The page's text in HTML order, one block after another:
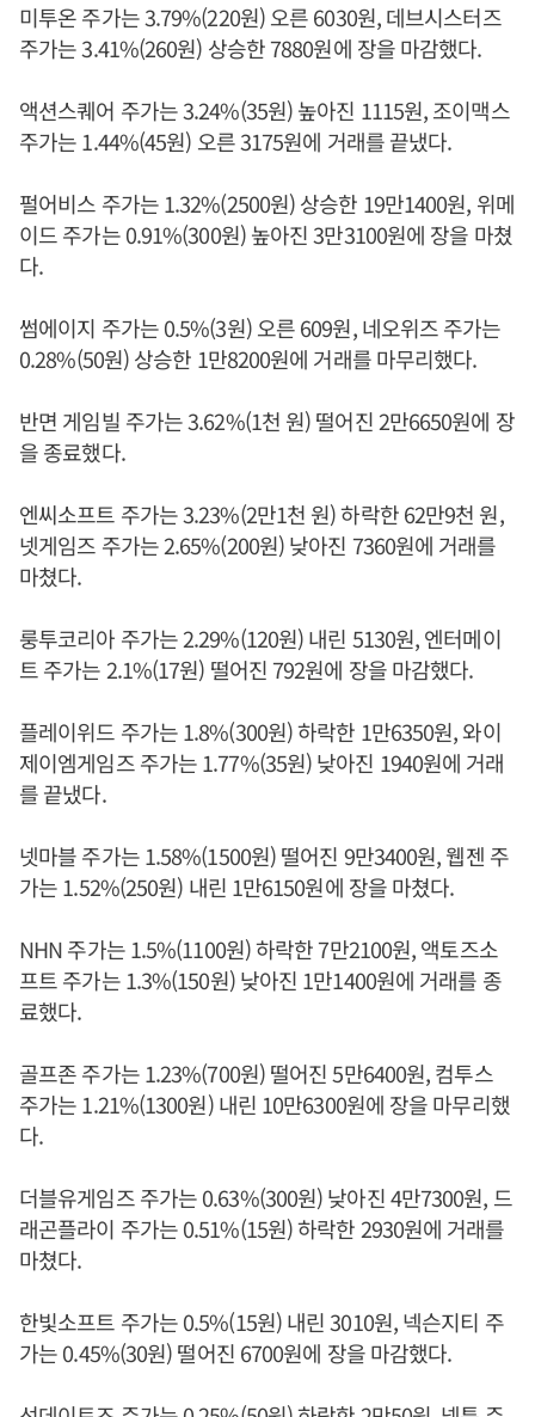
미투온 주가는 3.79%(220원) 오른 6030원, 데브시스터즈
주가는 3.41%(260원) 상승한 7880원에 장을 마감했다.
액션스퀘어 주가는 3.24%(35원) 높아진 1115원, 조이맥스
주가는 1.44%(45원) 오른 3175원에 거래를 끝냈다.
펄어비스 주가는 1.32%(2500원) 상승한 19만1400원, 위메
이드 주가는 0.91%(300원) 높아진 3만3100원에 장을 마쳤
다.
썸에이지 주가는 0.5%(3원) 오른 609원, 네오위즈 주가는
0.28%(50원) 상승한 1만8200원에 거래를 마무리했다.
반면 게임빌 주가는 3.62%(1천 원) 떨어진 2만6650원에 장
을 종료했다.
엔씨소프트 주가는 3.23%(2만1천 원) 하락한 62만9천 원,
넷게임즈 주가는 2.65%(200원) 낮아진 7360원에 거래를
마쳤다.
룽투코리아 주가는 2.29%(120원) 내린 5130원, 엔터메이
트 주가는 2.1%(17원) 떨어진 792원에 장을 마감했다.
플레이위드 주가는 1.8%(300원) 하락한 1만6350원, 와이
제이엠게임즈 주가는 1.77%(35원) 낮아진 1940원에 거래
를 끝냈다.
넷마블 주가는 1.58%(1500원) 떨어진 9만3400원, 웹젠 주
가는 1.52%(250원) 내린 1만6150원에 장을 마쳤다.
NHN 주가는 1.5%(1100원) 하락한 7만2100원, 액토즈소
프트 주가는 1.3%(150원) 낮아진 1만1400원에 거래를 종
료했다.
골프존 주가는 1.23%(700원) 떨어진 5만6400원, 컴투스
주가는 1.21%(1300원) 내린 10만6300원에 장을 마무리했
다.
더블유게임즈 주가는 0.63%(300원) 낮아진 4만7300원, 드
래곤플라이 주가는 0.51%(15원) 하락한 2930원에 거래를
마쳤다.
한빛소프트 주가는 0.5%(15원) 내린 3010원, 넥슨지티 주
가는 0.45%(30원) 떨어진 6700원에 장을 마감했다.